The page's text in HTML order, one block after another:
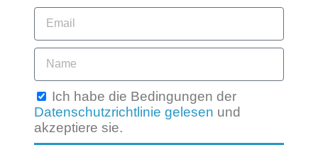
Ich habe die Bedingungen der
Datenschutzrichtlinie gelesen und
akzeptiere sie.